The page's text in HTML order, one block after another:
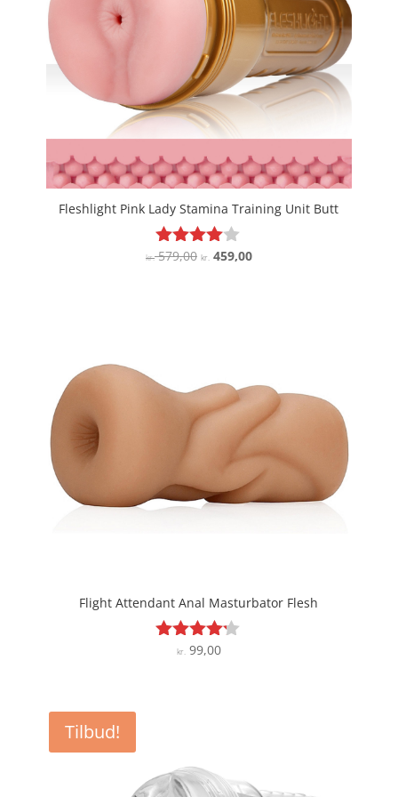
Fleshlight Pink Lady Stamina Training Unit Butt
Vurderet
kr.579,00 Den
kr.459,00Den
Flight Attendant Anal Masturbator Flesh
Vurderet
kr.99,00
Tilbud!